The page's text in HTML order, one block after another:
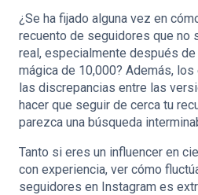
¿Se ha fijado alguna vez en
recuento de seguidores que no
real, especialmente después de
mágica de 10,000? Además,
las discrepancias entre las
hacer que seguir de cerca tu
parezca una búsqueda
Tanto si eres un influencer en
con experiencia, ver cómo
seguidores en Instagram es